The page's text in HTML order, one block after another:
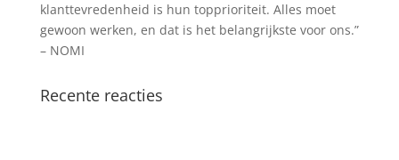
klanttevredenheid is hun topprioriteit. Alles moet
gewoon werken, en dat is het belangrijkste voor ons.”
– NOMI
Recente reacties